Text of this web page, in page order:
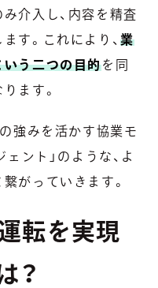
介入し、内容を精査
す。これにより、業
いう二つの目的を同
ます。
強みを活かす協業モ
ント」のような、よ
がっていきます。
転を実現
？